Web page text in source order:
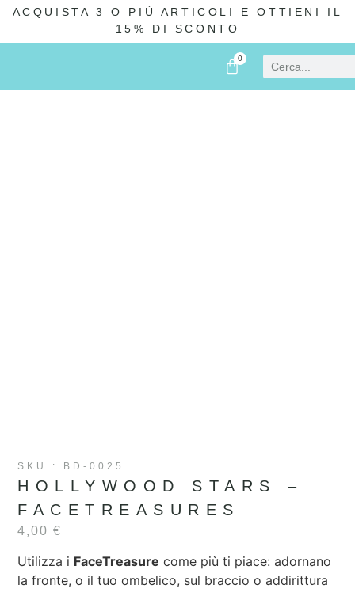
ACQUISTA 3 O PIÙ ARTICOLI E OTTIENI IL
15% DI SCONTO
0
SKU : BD-0025
HOLLYWOOD STARS –
FACETREASURES
4,00€
Utilizza i FaceTreasure come più ti piace: adornano
la fronte, o il tuo ombelico, sul braccio o addirittura